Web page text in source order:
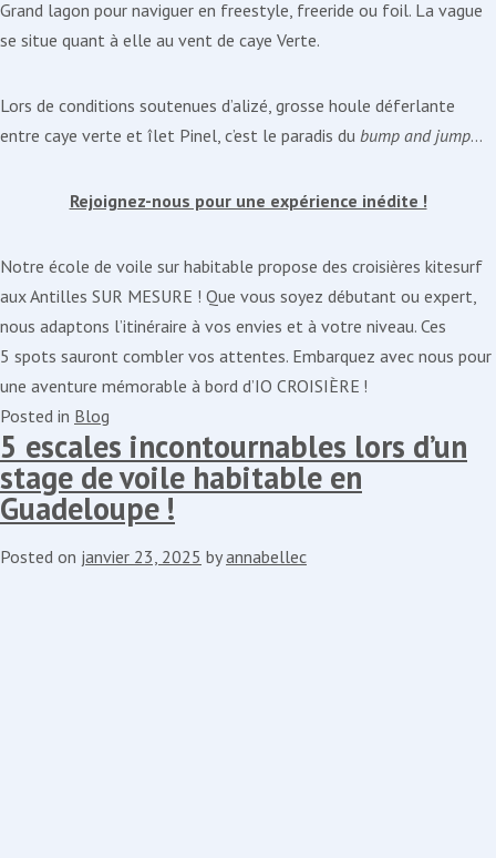
Grand lagon pour naviguer en freestyle, freeride ou foil. La vague
se situe quant à elle au vent de caye Verte.
Lors de conditions soutenues d’alizé, grosse houle déferlante
entre caye verte et îlet Pinel, c’est le paradis du bump and jump…
Rejoignez-nous pour une expérience inédite !
Notre école de voile sur habitable propose des croisières kitesurf
aux Antilles SUR MESURE ! Que vous soyez débutant ou expert,
nous adaptons l’itinéraire à vos envies et à votre niveau. Ces
5 spots sauront combler vos attentes. Embarquez avec nous pour
une aventure mémorable à bord d’IO CROISIÈRE !
Posted in Blog
5 escales incontournables lors d’un
stage de voile habitable en
Guadeloupe !
Posted on janvier 23, 2025 byannabellec